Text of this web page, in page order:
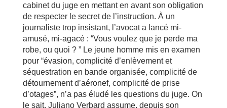
cabinet du juge en mettant en avant son obligation
de respecter le secret de l’instruction. À un
journaliste trop insistant, l’avocat a lancé mi-
amusé, mi-agacé : “Vous voulez que je perde ma
robe, ou quoi ? ” Le jeune homme mis en examen
pour “évasion, complicité d’enlèvement et
séquestration en bande organisée, complicité de
détournement d’aéronef, complicité de prise
d’otages”, n’a pas éludé les questions du juge. On
le sait, Juliano Verbard assume, depuis son